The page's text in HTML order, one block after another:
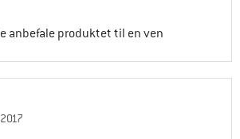
anbefale produktet til en ven